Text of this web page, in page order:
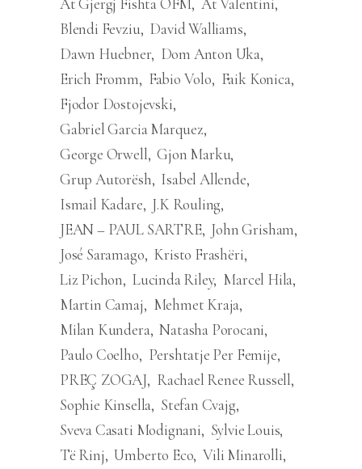
Blendi Fevziu David Walliams
Dawn Huebner Dom Anton Uka
Erich Fromm
Fabio Volo
Faik Konica
Fjodor Dostojevski
Gabriel Garcia Marquez
George Orwell Gjon Marku
Grup Autorësh Isabel Allende
Ismail Kadare J.K Rouling
JEAN – PAUL SARTRE John Grisham
José Saramago Kristo Frashëri
Liz Pichon Lucinda Riley Marcel Hila
Martin Camaj
Mehmet Kraja
Milan Kundera Natasha Porocani
Paulo Coelho
Pershtatje Per Femije
PREÇ ZOGAJ
Rachael Renee Russell
Sophie Kinsella Stefan Cvajg
Sveva Casati Modignani
Sylvie Louis
Të Rinj Umberto Eco Vili Minarolli